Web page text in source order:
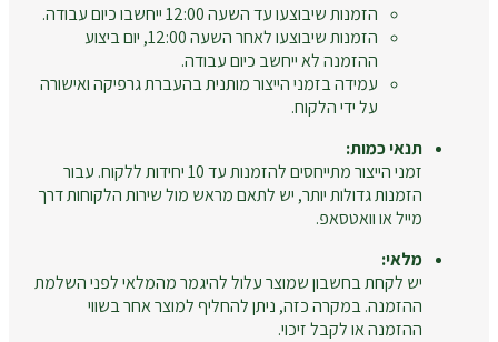
הזמנות שיבוצעו עד השעה 12:00 ייחשבו כיום עבודה.
הזמנות שיבוצעו לאחר השעה 12:00, יום ביצוע
ההזמנה לא ייחשב כיום עבודה.
עמידה בזמני הייצור מותנית בהעברת גרפיקה ואישורה
על ידי הלקוח.
תנאי כמות:
זמני הייצור מתייחסים להזמנות עד 10 יחידות ללקוח. עבור
הזמנות גדולות יותר, יש לתאם מראש מול שירות הלקוחות דרך
מייל או וואטסאפ.
מלאי:
יש לקחת בחשבון שמוצר עלול להיגמר מהמלאי לפני השלמת
ההזמנה. במקרה כזה, ניתן להחליף למוצר אחר בשווי
ההזמנה או לקבל זיכוי.